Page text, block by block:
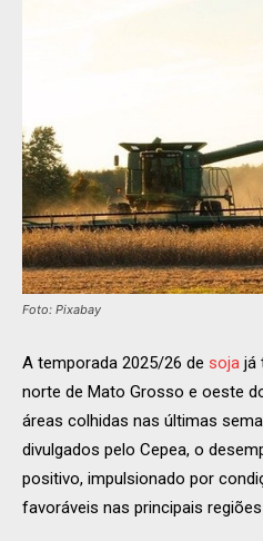
Foto: Pixabay
A temporada 2025/26 de soja já
norte de Mato Grosso e oeste
áreas colhidas nas últimas
divulgados pelo Cepea, o
positivo, impulsionado por
favoráveis nas principais